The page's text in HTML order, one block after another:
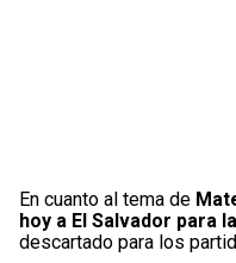
En cuanto al tema de
hoy a El Salvador para
descartado para los